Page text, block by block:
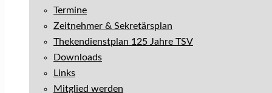
Termine
Zeitnehmer & Sekretärsplan
Thekendienstplan 125 Jahre TSV
Downloads
Links
Mitglied werden